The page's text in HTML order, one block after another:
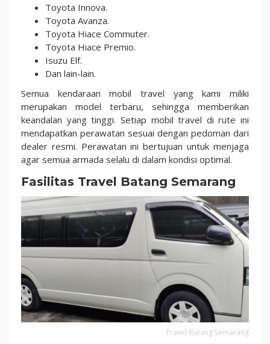
Toyota Innova.
Toyota Avanza.
Toyota Hiace Commuter.
Toyota Hiace Premio.
Isuzu Elf.
Dan lain-lain.
Semua kendaraan mobil travel yang kami miliki
merupakan model terbaru, sehingga memberikan
keandalan yang tinggi. Setiap mobil travel di rute ini
mendapatkan perawatan sesuai dengan pedoman dari
dealer resmi. Perawatan ini bertujuan untuk menjaga
agar semua armada selalu di dalam kondisi optimal.
Fasilitas Travel Batang Semarang
Travel Batang Semarang